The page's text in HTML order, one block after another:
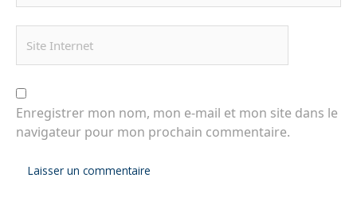
Enregistrer mon nom, mon e-mail et mon site dans le
navigateur pour mon prochain commentaire.